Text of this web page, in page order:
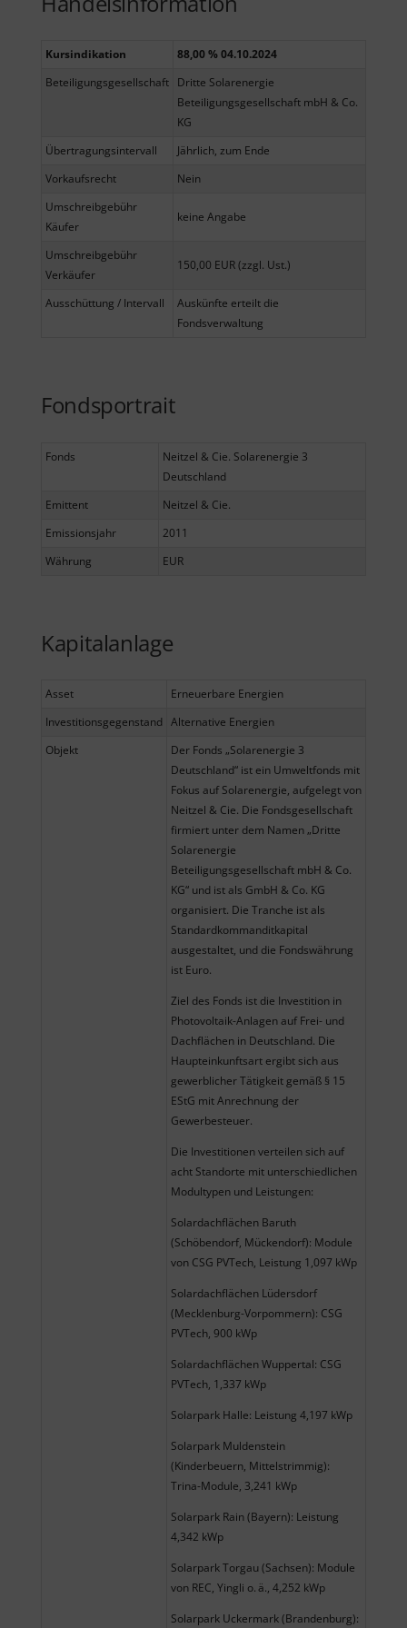
Kursindikation
88,00 % 04.10.2024
Beteiligungsgesellschaft Dritte Solarenergie
Beteiligungsgesellschaft mbH & Co.
KG
Übertragungsintervall
Jährlich, zum Ende
Vorkaufsrecht
Nein
Umschreibgebühr
Käufer
keine Angabe
Umschreibgebühr
Verkäufer
150,00 EUR (zzgl. Ust.)
Ausschüttung / Intervall
Auskünfte erteilt die
Fondsverwaltung
Fondsportrait
Fonds
Neitzel & Cie. Solarenergie 3
Deutschland
Emittent
Neitzel & Cie.
Emissionsjahr
2011
Währung
EUR
Kapitalanlage
Asset
Erneuerbare Energien
Investitionsgegenstand Alternative Energien
Objekt
Der Fonds „Solarenergie 3
Deutschland“ ist ein Umweltfonds mit
Fokus auf Solarenergie, aufgelegt von
Neitzel & Cie. Die Fondsgesellschaft
firmiert unter dem Namen „Dritte
Solarenergie
Beteiligungsgesellschaft mbH & Co.
KG“ und ist als GmbH & Co. KG
organisiert. Die Tranche ist als
Standardkommanditkapital
ausgestaltet, und die Fondswährung
ist Euro.
Ziel des Fonds ist die Investition in
Photovoltaik-Anlagen auf Frei- und
Dachflächen in Deutschland. Die
Haupteinkunftsart ergibt sich aus
gewerblicher Tätigkeit gemäß § 15
EStG mit Anrechnung der
Gewerbesteuer.
Die Investitionen verteilen sich auf
acht Standorte mit unterschiedlichen
Modultypen und Leistungen:
Solardachflächen Baruth
(Schöbendorf, Mückendorf): Module
von CSG PVTech, Leistung 1,097 kWp
Solardachflächen Lüdersdorf
(Mecklenburg-Vorpommern): CSG
PVTech, 900 kWp
Solardachflächen Wuppertal: CSG
PVTech, 1,337 kWp
Solarpark Halle: Leistung 4,197 kWp
Solarpark Muldenstein
(Kinderbeuern, Mittelstrimmig):
Trina-Module, 3,241 kWp
Solarpark Rain (Bayern): Leistung
4,342 kWp
Solarpark Torgau (Sachsen): Module
von REC, Yingli o. ä., 4,252 kWp
Solarpark Uckermark (Brandenburg):